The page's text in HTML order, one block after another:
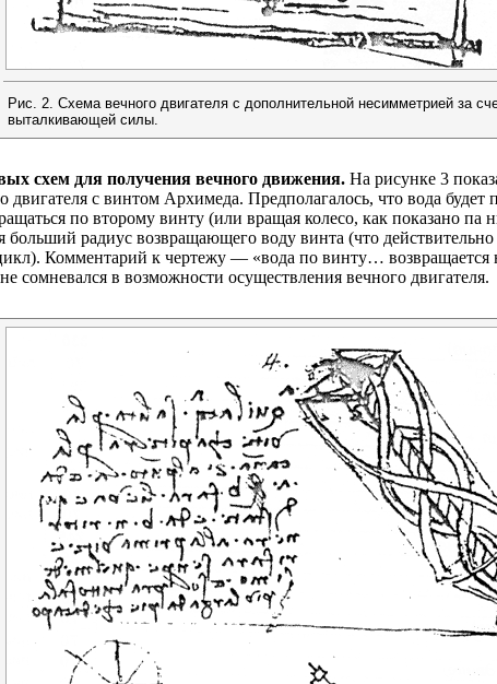
Рис. 2. Схема вечного двигателя с дополнительной несимметрией за
выталкивающей силы.
схем для получения вечного движения. На рисунке 3
с винтом Архимеда. Предполагалось, что вода
по второму винту (или вращая колесо, как показано
больший радиус возвращающего воду винта (что
Комментарий к чертежу — «вода по винту… возвращается
сомневался в возможности осуществления вечного двигателя.